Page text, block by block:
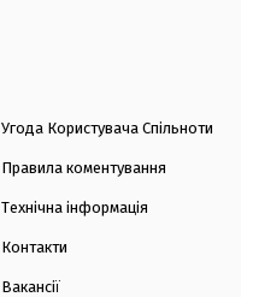
Угода Користувача Спільноти
Правила коментування
Технічна інформація
Контакти
Вакансії